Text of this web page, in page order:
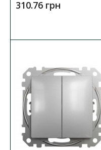
Отправка до 5 рабочих
Электрический
EPH0100161 цвета
175.98 грн
310.76 грн